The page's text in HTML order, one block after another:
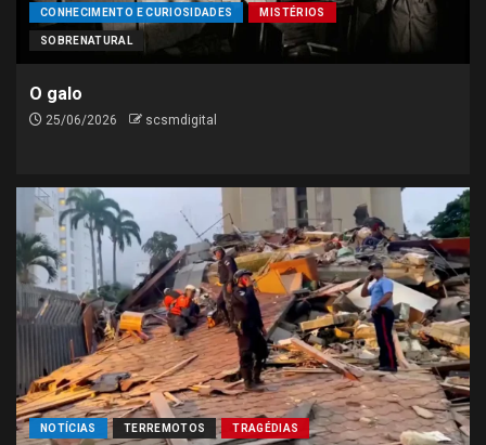
CONHECIMENTO E CURIOSIDADES MISTÉRIOS
SOBRENATURAL
O galo
25/06/2026 scsmdigital
NOTÍCIAS TERREMOTOS TRAGÉDIAS